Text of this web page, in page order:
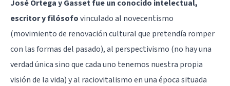
José Ortega y Gasset fue un conocido intelectual,
escritor y filósofovinculado al novecentismo
(movimiento de renovación cultural que pretendía romper
con las formas del pasado), al perspectivismo (no hay una
verdad única sino que cada uno tenemos nuestra propia
visión de la vida) y al raciovitalismo en una época situada